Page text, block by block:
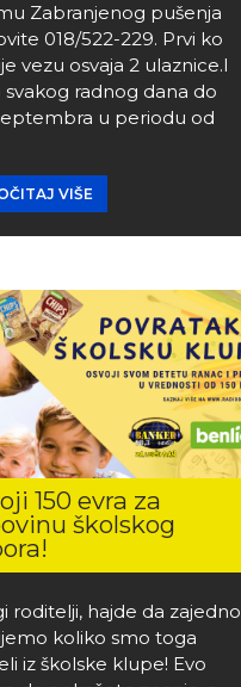
Zabranjenog pušenja
018/522-229. Prvi ko
vezu osvaja 2 ulaznice.I
svakog radnog dana do
u periodu od
VIŠE
150 evra za
školskog
roditelji, hajde da zajedno
koliko smo toga
iz školske klupe! Evo